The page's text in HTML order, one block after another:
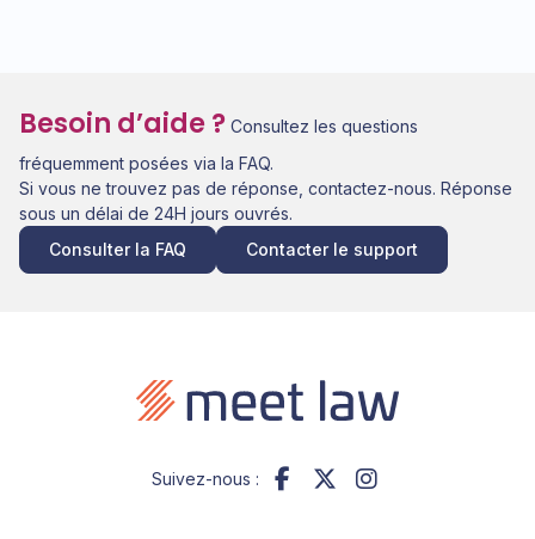
Besoin d’aide ? Consultez les questions
fréquemment posées via la FAQ.
Si vous ne trouvez pas de réponse, contactez-nous. Réponse
sous un délai de 24H jours ouvrés.
Consulter la FAQ
Contacter le support
Suivez-nous :